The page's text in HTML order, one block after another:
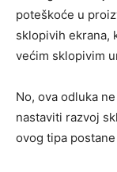
poteškoće u
sklopivih ekrana,
većim sklopivim
No, ova odluka
nastaviti razvoj
ovog tipa